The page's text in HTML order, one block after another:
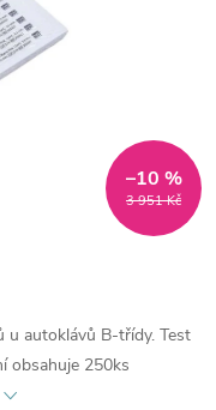
3 951 Kč
–10 %
autoklávů B-třídy. Test
obsahuje 250ks